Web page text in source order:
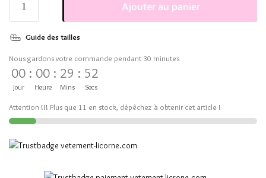
Ajouter au panier
Guide des tailles
Nous gardons votre commande pendant 30 minutes
00
Jour
: 00
Heure
: 29
Mins
: 52
Secs
Attention !!! Plus que 11 en stock, dépêchez à obtenir cet article !